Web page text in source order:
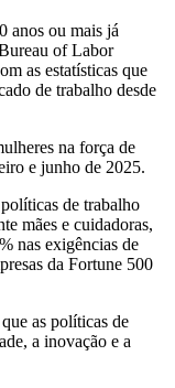
anos ou mais já
of Labor
as estatísticas que
de trabalho desde
na força de
e junho de 2025.
de trabalho
mães e cuidadoras,
nas exigências de
da Fortune 500
as políticas de
a inovação e a